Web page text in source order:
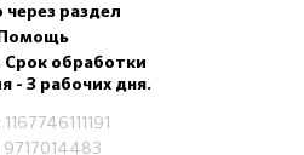
через раздел
Помощь
Срок обработки
- 3 рабочих дня.